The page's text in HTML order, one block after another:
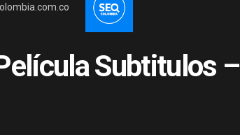
Subtitulos –